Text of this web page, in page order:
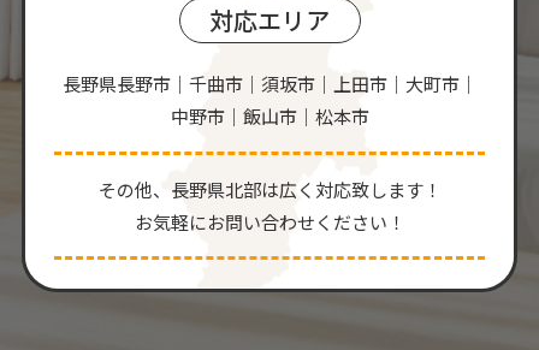
対応エリア
長野県長野市｜千曲市｜須坂市｜上田市｜大町市｜
中野市｜飯山市｜松本市
その他、⻑野県北部は広く対応致します！
お気軽にお問い合わせください！